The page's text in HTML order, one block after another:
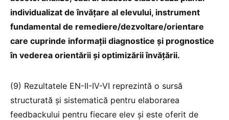
individualizat de învățare al elevului, instrument
fundamental de remediere/dezvoltare/orientare
care cuprinde informații diagnostice și prognostice
în vederea orientării și optimizării învățării.
(9) Rezultatele EN-II-IV-VI reprezintă o sursă
structurată și sistematică pentru elaborarea
feedbackului pentru fiecare elev și este oferit de